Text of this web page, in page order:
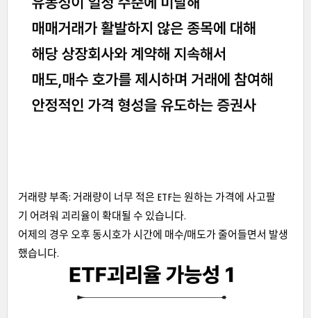
거래량 부족: 거래량이 너무 적은 ETF는 원하는 가격에 사고팔
기 어려워 괴리율이 확대될 수 있습니다.
어제의 경우 오후 동시호가 시간에 매수/매도가 줄어들면서 발생
했습니다.